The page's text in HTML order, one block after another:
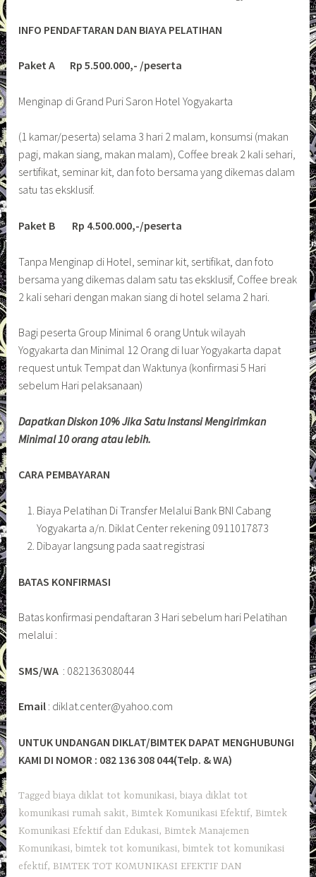
INFO PENDAFTARAN DAN BIAYA PELATIHAN
Paket A Rp 5.500.000,- /peserta
Menginap di Grand Puri Saron Hotel Yogyakarta
(1 kamar/peserta) selama 3 hari 2 malam, konsumsi (makan
pagi, makan siang, makan malam), Coffee break 2 kali sehari,
sertifikat, seminar kit, dan foto bersama yang dikemas dalam
satu tas eksklusif.
Paket B Rp 4.500.000,-/peserta
Tanpa Menginap di Hotel, seminar kit, sertifikat, dan foto
bersama yang dikemas dalam satu tas eksklusif, Coffee break
2 kali sehari dengan makan siang di hotel selama 2 hari.
Bagi peserta Group Minimal 6 orang Untuk wilayah
Yogyakarta dan Minimal 12 Orang di luar Yogyakarta dapat
request untuk Tempat dan Waktunya (konfirmasi 5 Hari
sebelum Hari pelaksanaan)
Dapatkan Diskon 10% Jika Satu Instansi Mengirimkan
Minimal 10 orang atau lebih.
CARA PEMBAYARAN
Biaya Pelatihan Di Transfer Melalui Bank BNI Cabang
Yogyakarta a/n. Diklat Center rekening 0911017873
Dibayar langsung pada saat registrasi
BATAS KONFIRMASI
Batas konfirmasi pendaftaran 3 Hari sebelum hari Pelatihan
melalui :
SMS/WA : 082136308044
Email : diklat.center@yahoo.com
UNTUK UNDANGAN DIKLAT/BIMTEK DAPAT MENGHUBUNGI
KAMI DI NOMOR : 082 136 308 044(Telp. & WA)
Taggedbiaya diklat tot komunikasi,biaya diklat tot
komunikasi rumah sakit, Bimtek Komunikasi Efektif, Bimtek
Komunikasi Efektif dan Edukasi, Bimtek Manajemen
Komunikasi,bimtek tot komunikasi,bimtek tot komunikasi
efektif, BIMTEK TOT KOMUNIKASI EFEKTIF DAN